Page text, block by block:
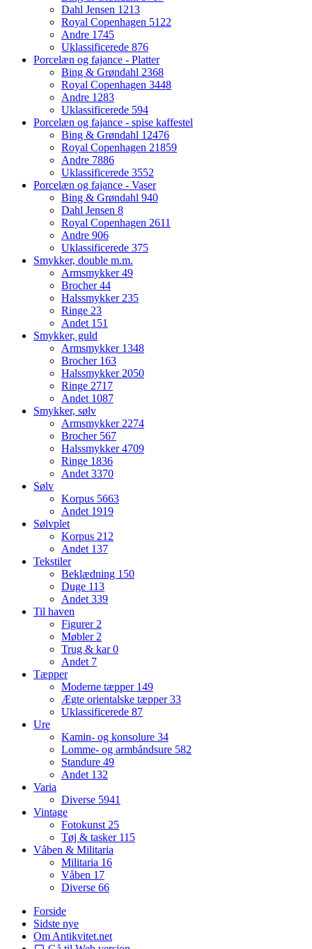
Dahl Jensen 1213
Royal Copenhagen 5122
Andre 1745
Uklassificerede 876
Porcelæn og fajance - Platter
Bing & Grøndahl 2368
Royal Copenhagen 3448
Andre 1283
Uklassificerede 594
Porcelæn og fajance - spise kaffestel
Bing & Grøndahl 12476
Royal Copenhagen 21859
Andre 7886
Uklassificerede 3552
Porcelæn og fajance - Vaser
Bing & Grøndahl 940
Dahl Jensen 8
Royal Copenhagen 2611
Andre 906
Uklassificerede 375
Smykker, double m.m.
Armsmykker49
Brocher44
Halssmykker235
Ringe 23
Andet 151
Smykker, guld
Armsmykker 1348
Brocher 163
Halssmykker2050
Ringe 2717
Andet 1087
Smykker, sølv
Armsmykker2274
Brocher 567
Halssmykker4709
Ringe 1836
Andet3370
Sølv
Korpus 5663
Andet 1919
Sølvplet
Korpus 212
Andet 137
Tekstiler
Beklædning 150
Duge 113
Andet339
Til haven
Figurer2
Møbler2
Trug & kar0
Andet 7
Tæpper
Moderne tæpper 149
Ægte orientalske tæpper33
Uklassificerede 87
Ure
Kamin- og konsolure 34
Lomme- og armbåndsure 582
Standure 49
Andet 132
Varia
Diverse 5941
Vintage
Fotokunst25
Tøj & tasker 115
Våben & Militaria
Militaria 16
Våben 17
Diverse 66
Forside
Sidste nye
Om Antikvitet.net